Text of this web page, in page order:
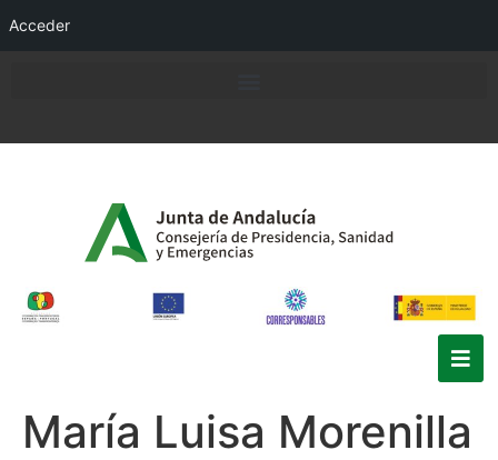
Acceder
María Luisa Morenilla